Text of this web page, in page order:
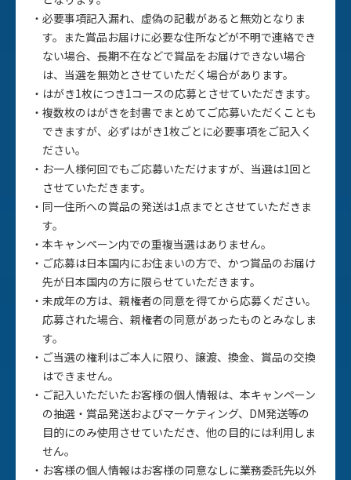
必要事項記入漏れ、虚偽の記載があると無効となりま
す。また賞品お届けに必要な住所などが不明で連絡でき
ない場合、長期不在などで賞品をお届けできない場合
は、当選を無効とさせていただく場合があります。
はがき1枚につき1コースの応募とさせていただきます。
複数枚のはがきを封書でまとめてご応募いただくことも
できますが、必ずはがき1枚ごとに必要事項をご記入く
ださい。
お一人様何回でもご応募いただけますが、当選は1回と
させていただきます。
同一住所への賞品の発送は1点までとさせていただきま
す。
本キャンペーン内での重複当選はありません。
ご応募は日本国内にお住まいの方で、かつ賞品のお届け
先が日本国内の方に限らせていただきます。
未成年の方は、親権者の同意を得てから応募ください。
応募された場合、親権者の同意があったものとみなしま
す。
ご当選の権利はご本人に限り、譲渡、換金、賞品の交換
はできません。
ご記入いただいたお客様の個人情報は、本キャンペーン
の抽選・賞品発送およびマーケティング、DM発送等の
目的にのみ使用させていただき、他の目的には利用しま
せん。
お客様の個人情報はお客様の同意なしに業務委託先以外